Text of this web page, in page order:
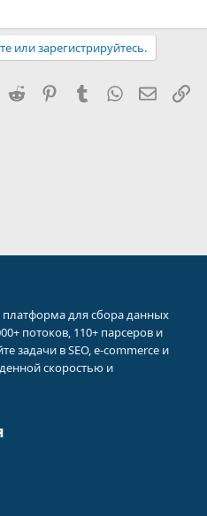
или зарегистрируйтесь.
Reddit PinterestTumblr WhatsApp
платформа для сбора данных
потоков, 110+ парсеров и
задачи в SEO, e-commerce и
скоростью и